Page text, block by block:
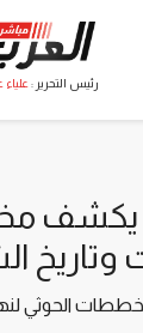
رئيس التحرير : علياء
يكشف
وتاريخ
الحوثي